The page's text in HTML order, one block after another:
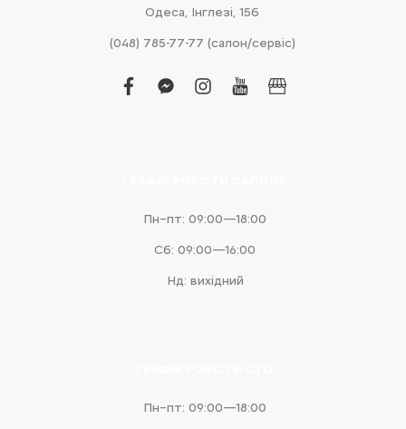
Одеса, Інглезі, 15б
(048) 785-77-77 (салон/сервіс)
facebook
facebook-
instagram
youtubebusiness
Пн–пт: 09:00—18:00
Сб: 09:00—16:00
Нд: вихідний
Пн–пт: 09:00—18:00